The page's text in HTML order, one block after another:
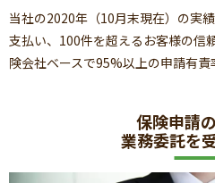
当社の2020年（10月末現在）の実
支払い、100件を超えるお客様の信
険会社ベースで95%以上の申請有責
保険申請
業務委託を